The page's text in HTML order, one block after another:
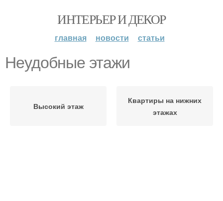
ИНТЕРЬЕР И ДЕКОР
главная новости статьи
Неудобные этажи
Высокий этаж
Квартиры на нижних
этажах